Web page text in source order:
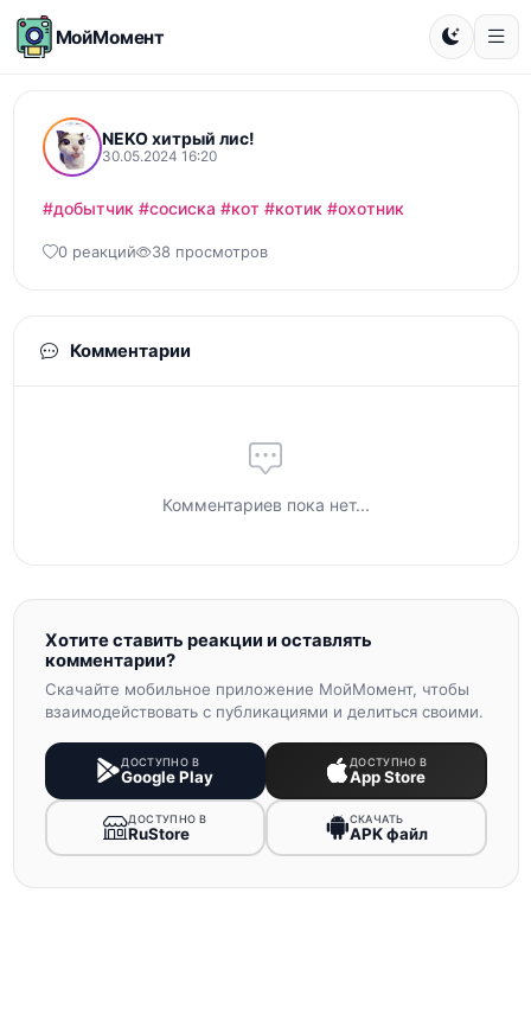
МойМомент
NEKO хитрый лис!
30.05.2024 16:20
#добытчик #сосиска #кот #котик #охотник
0 реакций 38 просмотров
Комментарии
Комментариев пока нет...
Хотите ставить реакции и оставлять
комментарии?
Скачайте мобильное приложение МойМомент, чтобы
взаимодействовать с публикациями и делиться своими.
ДОСТУПНО В
Google Play
ДОСТУПНО В
App Store
ДОСТУПНО В
RuStore
СКАЧАТЬ
APK файл